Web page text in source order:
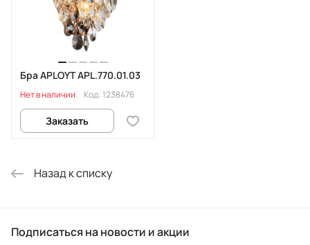
Бра APLOYT APL.770.01.03
Нет в наличии Код: 1238476
Заказать
Назад к списку
Подписаться на новости и акции